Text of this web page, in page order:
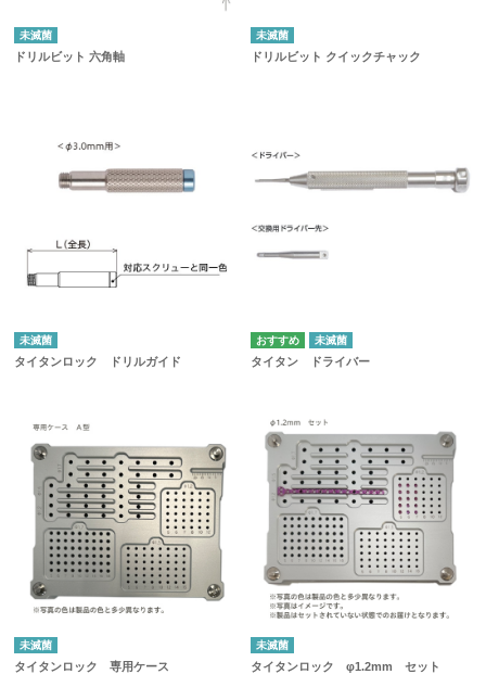
未滅菌
ドリルビット 六角軸
未滅菌
ドリルビット クイックチャック
未滅菌
タイタンロック ドリルガイド
未滅菌
タイタン ドライバー
未滅菌
タイタンロック 専用ケース
未滅菌
タイタンロック φ1.2mm セット